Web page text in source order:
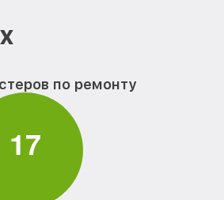
по ремонту
17